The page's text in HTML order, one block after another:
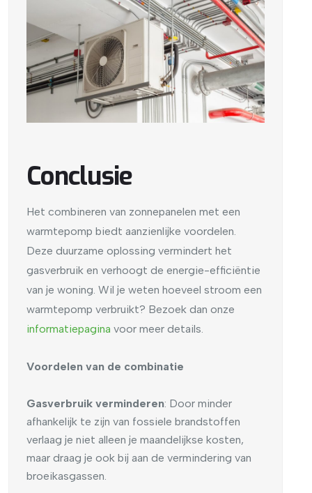
Conclusie
Het combineren van zonnepanelen met een
warmtepomp biedt aanzienlijke voordelen.
Deze duurzame oplossing vermindert het
gasverbruik en verhoogt de energie-efficiëntie
van je woning. Wil je weten hoeveel stroom een
warmtepomp verbruikt? Bezoek dan onze
informatiepagina voor meer details.
Voordelen van de combinatie
Gasverbruik verminderen: Door minder
afhankelijk te zijn van fossiele brandstoffen
verlaag je niet alleen je maandelijkse kosten,
maar draag je ook bij aan de vermindering van
broeikasgassen.